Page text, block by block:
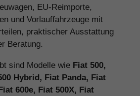
EU-Reimporte,
und Vorlauffahrzeuge mit
praktischer Ausstattung
Beratung.
sind Modelle wie Fiat 500,
Hybrid, Fiat Panda, Fiat
600e, Fiat 500X, Fiat